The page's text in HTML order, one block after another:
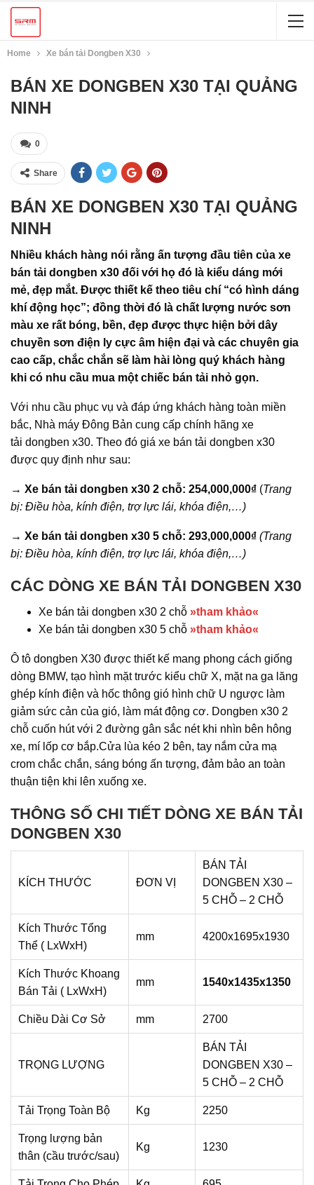
Home Xe bán tải Dongben X30
BÁN XE DONGBEN X30 TẠI QUẢNG
NINH
0
Share
BÁN XE DONGBEN X30 TẠI QUẢNG
NINH
Nhiều khách hàng nói rằng ấn tượng đầu tiên của xe
bán tải dongben x30 đối với họ đó là kiểu dáng mới
mẻ, đẹp mắt. Được thiết kế theo tiêu chí “có hình dáng
khí động học”; đồng thời đó là chất lượng nước sơn
màu xe rất bóng, bền, đẹp được thực hiện bởi dây
chuyền sơn điện ly cực âm hiện đại và các chuyên gia
cao cấp, chắc chắn sẽ làm hài lòng quý khách hàng
khi có nhu cầu mua một chiếc bán tải nhỏ gọn.
Với nhu cầu phục vụ và đáp ứng khách hàng toàn miền
bắc, Nhà máy Đông Bản cung cấp chính hãng xe
tải dongben x30. Theo đó giá xe bán tải dongben x30
được quy định như sau:
→ Xe bán tải dongben x30 2 chỗ: 254,000,000₫ (Trang
bị: Điều hòa, kính điện, trợ lực lái, khóa điện,…)
→ Xe bán tải dongben x30 5 chỗ: 293,000,000₫ (Trang
bị: Điều hòa, kính điện, trợ lực lái, khóa điện,…)
CÁC DÒNG XE BÁN TẢI DONGBEN X30
Xe bán tải dongben x30 2 chỗ »tham khảo«
Xe bán tải dongben x30 5 chỗ »tham khảo«
Ô tô dongben X30 được thiết kế mang phong cách giống
dòng BMW, tạo hình mặt trước kiểu chữ X, mặt na ga lăng
ghép kính điện và hốc thông gió hình chữ U ngược làm
giảm sức cản của gió, làm mát động cơ. Dongben x30 2
chỗ cuốn hút với 2 đường gân sắc nét khi nhìn bên hông
xe, mí lốp cơ bắp.Cửa lùa kéo 2 bên, tay nắm cửa mạ
crom chắc chắn, sáng bóng ấn tượng, đảm bảo an toàn
thuận tiện khi lên xuống xe.
THÔNG SỐ CHI TIẾT DÒNG XE BÁN TẢI
DONGBEN X30
KÍCH THƯỚC ĐƠN VỊ
BÁN TẢI
DONGBEN X30 –
5 CHỖ – 2 CHỖ
Kích Thước Tổng
Thể ( LxWxH)
mm 4200x1695x1930
Kích Thước Khoang
Bán Tải ( LxWxH)
mm 1540x1435x1350
Chiều Dài Cơ Sở mm 2700
TRỌNG LƯỢNG
BÁN TẢI
DONGBEN X30 –
5 CHỖ – 2 CHỖ
Tải Trọng Toàn Bộ Kg 2250
Trọng lượng bản
thân (cầu trước/sau)
Kg 1230